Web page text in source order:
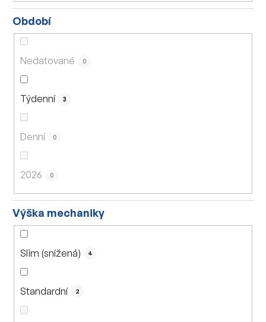
Období
Nedatované 0
Týdenní 3
Denní 0
2026 0
Výška mechaniky
Slim (snížená) 4
Standardní 2